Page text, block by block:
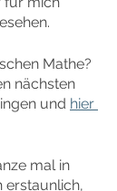
Mathe?
nächsten
und hier
mal in
erstaunlich,